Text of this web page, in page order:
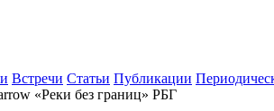
Встречи Статьи Публикации
«Реки без границ» РБГ